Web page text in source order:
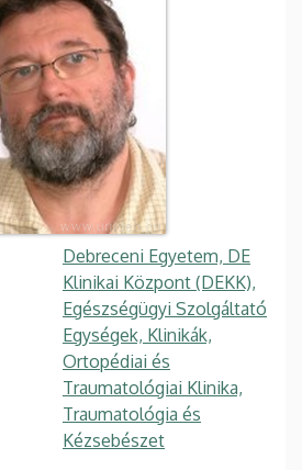
Debreceni Egyetem, DE
Klinikai Központ (DEKK),
Egészségügyi Szolgáltató
Egységek, Klinikák,
Ortopédiai és
Traumatológiai Klinika,
Traumatológia és
Kézsebészet